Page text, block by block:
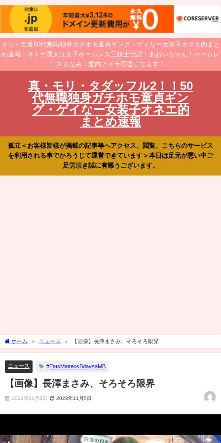
ネット乞食50代無職独身ガチホモ童貞ギング・ゲイなー女装子オネエ的まと
め速報！ネトゲ廃人は女子ホームレス三銃士伝説！あおいちゃん！ホームレ
スまなみ！愛内アイラ応援してます！
真・モリ・タダッフル2！！50
代無職独身ガチホモ童貞ギン
グ・ゲイなー女装子オネエ的
まとめ速報
孤立＜お客様皆様が掲載の記事等へアクセス、閲覧、こちらのサービス
を利用される事でかろうじて運営できています＞本日は足元が悪い中ご
足労頂き誠に有難うございます。
ホーム ニュース 【画像】長澤まさみ、そろそろ限界
ニュース #EatsMatteosBdaysaMB
【画像】長澤まさみ、そろそろ限界
2023年11月5日 2023年11月5日